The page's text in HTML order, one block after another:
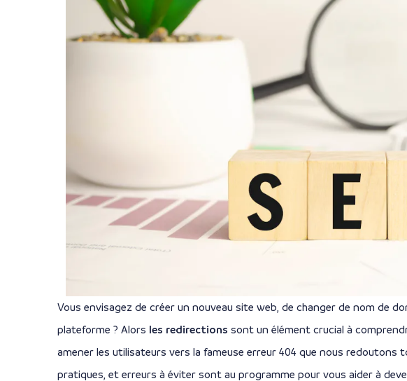
Vous envisagez de créer un nouveau site web, de changer de nom de
plateforme ? Alors les redirections sont un élément crucial à
amener les utilisateurs vers la fameuse erreur 404 que nous redoutons
pratiques, et erreurs à éviter sont au programme pour vous aider à